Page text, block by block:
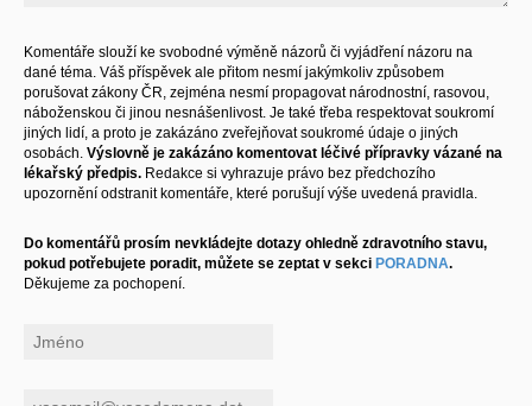
Komentáře slouží ke svobodné výměně názorů či vyjádření názoru na
dané téma. Váš příspěvek ale přitom nesmí jakýmkoliv způsobem
porušovat zákony ČR, zejména nesmí propagovat národnostní, rasovou,
náboženskou či jinou nesnášenlivost. Je také třeba respektovat soukromí
jiných lidí, a proto je zakázáno zveřejňovat soukromé údaje o jiných
osobách. Výslovně je zakázáno komentovat léčivé přípravky vázané na
lékařský předpis. Redakce si vyhrazuje právo bez předchozího
upozornění odstranit komentáře, které porušují výše uvedená pravidla.
Do komentářů prosím nevkládejte dotazy ohledně zdravotního stavu,
pokud potřebujete poradit, můžete se zeptat v sekci PORADNA.
Děkujeme za pochopení.